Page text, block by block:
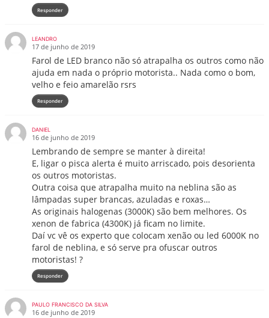
Responder
LEANDRO
17 de junho de 2019
Farol de LED branco não só atrapalha os outros como não
ajuda em nada o próprio motorista.. Nada como o bom,
velho e feio amarelão rsrs
Responder
DANIEL
16 de junho de 2019
Lembrando de sempre se manter à direita!
E, ligar o pisca alerta é muito arriscado, pois desorienta
os outros motoristas.
Outra coisa que atrapalha muito na neblina são as
lâmpadas super brancas, azuladas e roxas…
As originais halogenas (3000K) são bem melhores. Os
xenon de fabrica (4300K) já ficam no limite.
Daí vc vê os experto que colocam xenão ou led 6000K no
farol de neblina, e só serve pra ofuscar outros
motoristas! ?
Responder
PAULO FRANCISCO DA SILVA
16 de junho de 2019